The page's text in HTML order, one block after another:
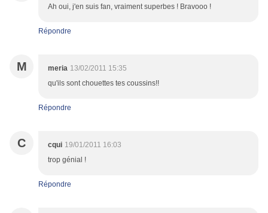
Ah oui, j'en suis fan, vraiment superbes ! Bravooo !
Répondre
M meria 13/02/2011 15:35
qu'ils sont chouettes tes coussins!!
Répondre
C cqui 19/01/2011 16:03
trop génial !
Répondre